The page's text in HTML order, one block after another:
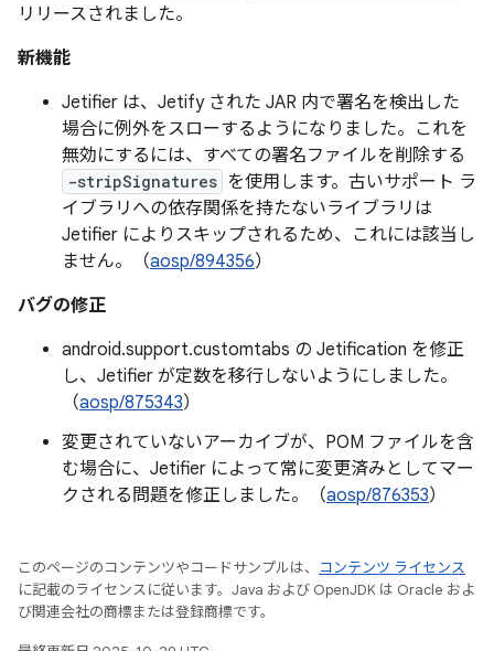
リリースされました。
新機能
Jetifier は、Jetify された JAR 内で署名を検出した
場合に例外をスローするようになりました。これを
無効にするには、すべての署名ファイルを削除する
-stripSignatures を使用します。古いサポート ラ
イブラリへの依存関係を持たないライブラリは
Jetifier によりスキップされるため、これには該当し
ません。（aosp/894356）
バグの修正
android.support.customtabs の Jetification を修正
し、Jetifier が定数を移行しないようにしました。
（aosp/875343）
変更されていないアーカイブが、POM ファイルを含
む場合に、Jetifier によって常に変更済みとしてマー
クされる問題を修正しました。（aosp/876353）
このページのコンテンツやコードサンプルは、
コンテンツ ライセンス
に記載のライセンスに従います。Java および OpenJDK は Oracle およ
び関連会社の商標または登録商標です。